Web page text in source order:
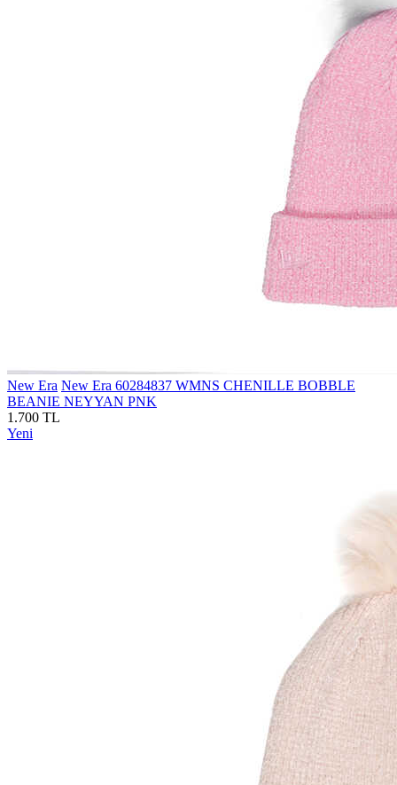
New Era New Era 60284837 WMNS CHENILLE BOBBLE
BEANIE NEYYAN PNK
1.700 TL
Yeni